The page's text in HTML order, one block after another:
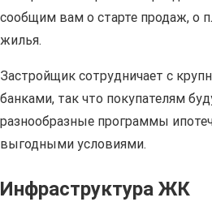
сообщим вам о старте продаж, о
жилья.
Застройщик сотрудничает с
банками, так что покупателям
разнообразные программы
выгодными условиями.
Инфраструктура ЖК